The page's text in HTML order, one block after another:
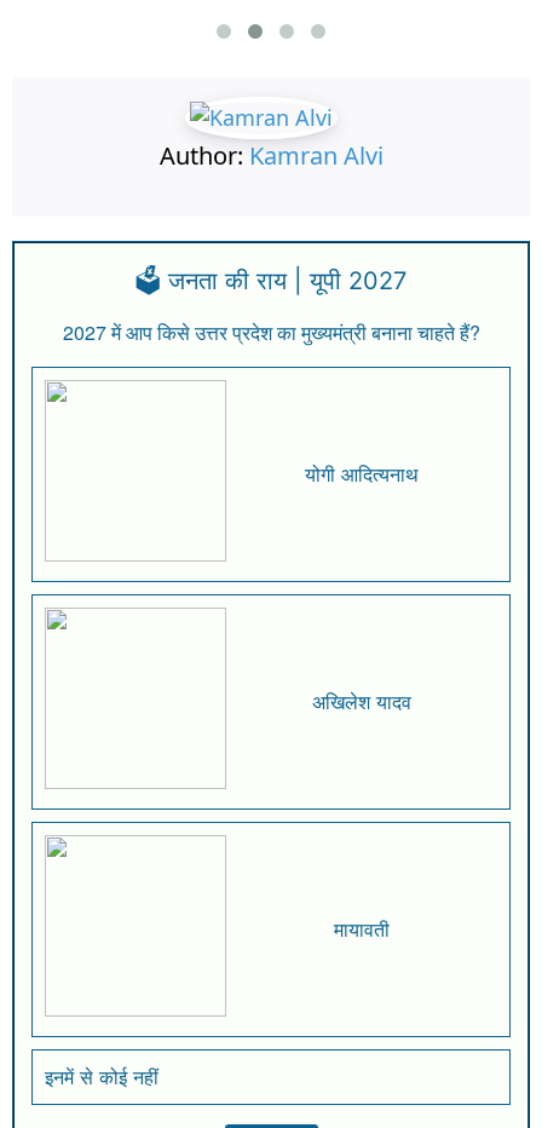
Author: Kamran Alvi
🗳️ जनता की राय | यूपी 2027
2027 में आप किसे उत्तर प्रदेश का मुख्यमंत्री बनाना चाहते हैं?
योगी आदित्यनाथ
अखिलेश यादव
मायावती
इनमें से कोई नहीं